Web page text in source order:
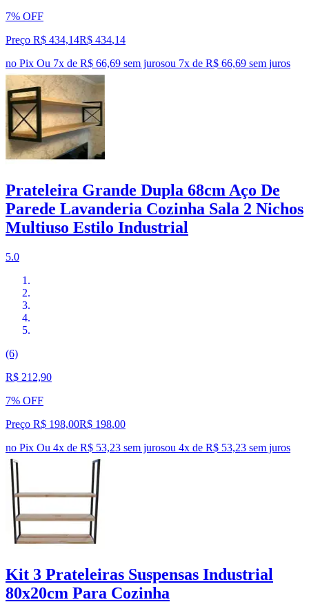
7% OFF
Preço R$ 434,14R$ 434,14
no Pix Ou 7x de R$ 66,69 sem jurosou 7x de R$ 66,69 sem juros
Prateleira Grande Dupla 68cm Aço De
Parede Lavanderia Cozinha Sala 2 Nichos
Multiuso Estilo Industrial
5.0
(6)
R$ 212,90
7% OFF
Preço R$ 198,00R$ 198,00
no Pix Ou 4x de R$ 53,23 sem jurosou 4x de R$ 53,23 sem juros
Kit 3 Prateleiras Suspensas Industrial
80x20cm Para Cozinha